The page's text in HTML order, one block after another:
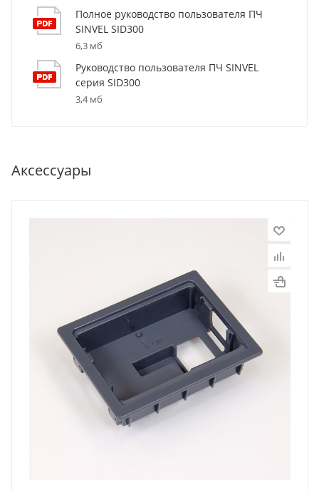
Полное руководство пользователя ПЧ
SINVEL SID300
6,3 мб
Руководство пользователя ПЧ SINVEL
серия SID300
3,4 мб
Аксессуары